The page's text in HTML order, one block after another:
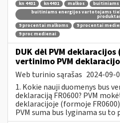
kn 4401 kn4401 malkos
buitiniams
buitiniams energijos vartotojams
9 procentai malkoms
9 procentai
9 proc medienai
DUK dėl PVM
vertinimo PVM
Web turinio sąrašas 2024-09-
1. Kokie nauji duomenys bus
deklaraciją FR0600? PVM
deklaracijoje (formoje
PVM suma bus lyginama su